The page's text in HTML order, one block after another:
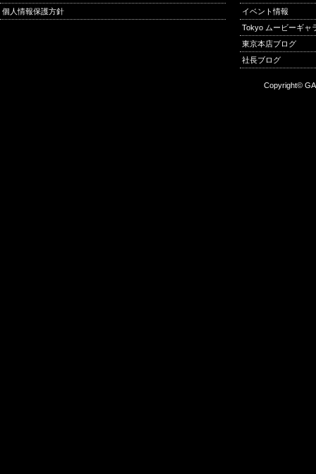
個人情報保護方針
イベント情報
Tokyo ムービーギャ
東京本店ブログ
社長ブログ
Copyright©